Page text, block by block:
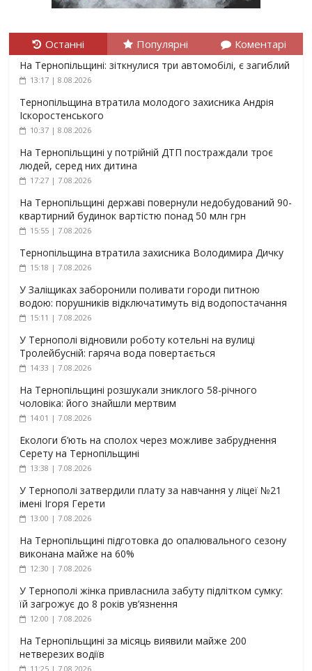
Останні Популярні Коментарі
На Тернопільщині: зіткнулися три автомобілі, є загиблий
13:17 | 8.08.2026
Тернопільщина втратила молодого захисника Андрія
Іскоростенського
10:37 | 8.08.2026
На Тернопільщині у потрійній ДТП постраждали троє
людей, серед них дитина
17:27 | 7.08.2026
На Тернопільщині державі повернули недобудований 90-
квартирний будинок вартістю понад 50 млн грн
15:55 | 7.08.2026
Тернопільщина втратила захисника Володимира Дичку
15:18 | 7.08.2026
У Заліщиках заборонили поливати городи питною
водою: порушників відключатимуть від водопостачання
15:11 | 7.08.2026
У Тернополі відновили роботу котельні на вулиці
Тролейбусній: гаряча вода повертається
14:33 | 7.08.2026
На Тернопільщині розшукали зниклого 58-річного
чоловіка: його знайшли мертвим
14:01 | 7.08.2026
Екологи б’ють на сполох через можливе забруднення
Серету на Тернопільщині
13:38 | 7.08.2026
У Тернополі затвердили плату за навчання у ліцеї №21
імені Ігоря Герети
13:00 | 7.08.2026
На Тернопільщині підготовка до опалювального сезону
виконана майже на 60%
12:30 | 7.08.2026
У Тернополі жінка привласнила забуту підлітком сумку:
їй загрожує до 8 років ув’язнення
12:00 | 7.08.2026
На Тернопільщині за місяць виявили майже 200
нетверезих водіїв
11:25 | 7.08.2026